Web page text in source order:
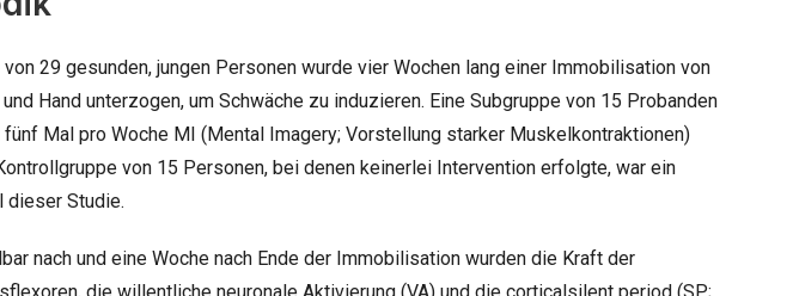
von 29 gesunden, jungen Personen wurde vier Wochen lang einer Immobilisation von
und Hand unterzogen, um Schwäche zu induzieren. Eine Subgruppe von 15 Probanden
Mal pro Woche MI (Mental Imagery; Vorstellung starker Muskelkontraktionen)
von 15 Personen, bei denen keinerlei Intervention erfolgte, war ein
dieser Studie.
nach und eine Woche nach Ende der Immobilisation wurden die Kraft der